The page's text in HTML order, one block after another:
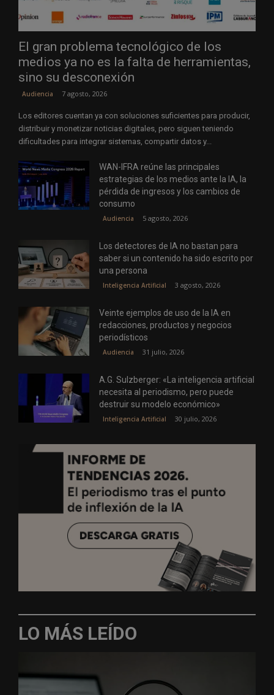
El gran problema tecnológico de los
medios ya no es la falta de herramientas,
sino su desconexión
Audiencia 7 agosto, 2026
Los editores cuentan ya con soluciones suficientes para producir,
distribuir y monetizar noticias digitales, pero siguen teniendo
dificultades para integrar sistemas, compartir datos y...
WAN-IFRA reúne las principales
estrategias de los medios ante la IA, la
pérdida de ingresos y los cambios de
consumo
Audiencia 5 agosto, 2026
Los detectores de IA no bastan para
saber si un contenido ha sido escrito por
una persona
Inteligencia Artificial 3 agosto, 2026
Veinte ejemplos de uso de la IA en
redacciones, productos y negocios
periodísticos
Audiencia 31 julio, 2026
A.G. Sulzberger: «La inteligencia artificial
necesita al periodismo, pero puede
destruir su modelo económico»
Inteligencia Artificial 30 julio, 2026
LO MÁS LEÍDO